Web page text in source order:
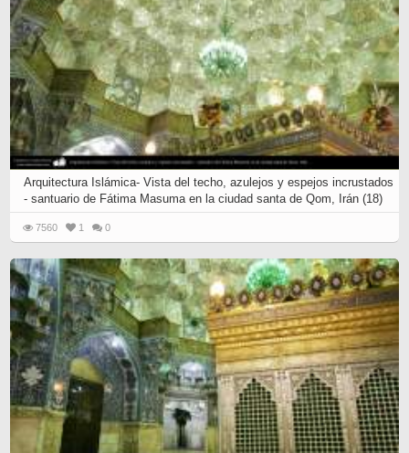
Arquitectura Islámica- Vista del techo, azulejos y espejos incrustados
- santuario de Fátima Masuma en la ciudad santa de Qom, Irán (18)
7560 1 0